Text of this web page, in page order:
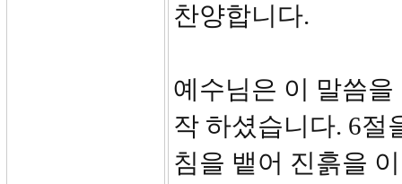
찬양합니다.
예수님은 이 말씀
작 하셨습니다. 6절
침을 뱉어 진흙을